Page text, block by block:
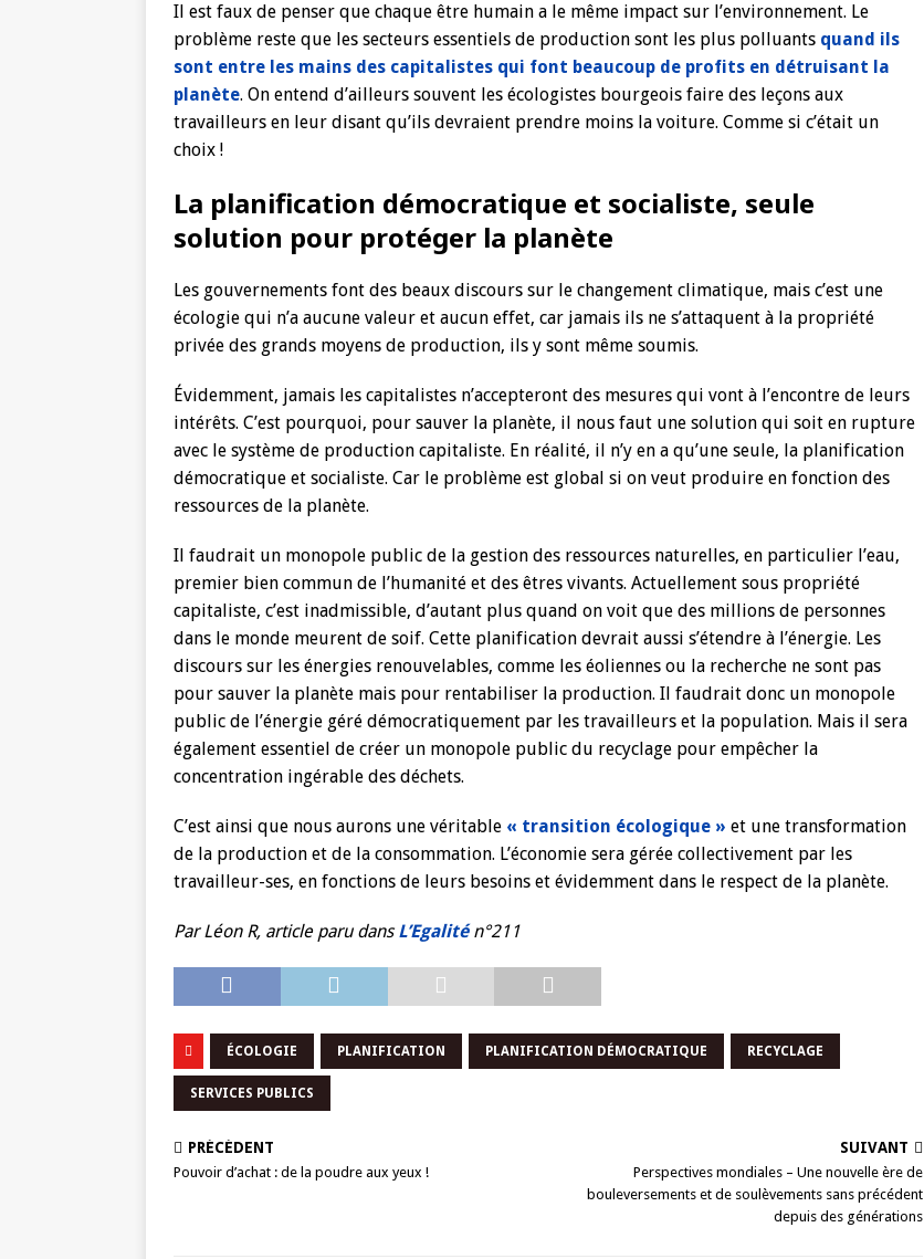
Il est faux de penser que chaque être humain a le même impact sur l’environnement. Le
problème reste que les secteurs essentiels de production sont les plus polluants quand ils
sont entre les mains des capitalistes qui font beaucoup de profits en détruisant la
planète. On entend d’ailleurs souvent les écologistes bourgeois faire des leçons aux
travailleurs en leur disant qu’ils devraient prendre moins la voiture. Comme si c’était un
choix !
La planification démocratique et socialiste, seule
solution pour protéger la planète
Les gouvernements font des beaux discours sur le changement climatique, mais c’est une
écologie qui n’a aucune valeur et aucun effet, car jamais ils ne s’attaquent à la propriété
privée des grands moyens de production, ils y sont même soumis.
Évidemment, jamais les capitalistes n’accepteront des mesures qui vont à l’encontre de leurs
intérêts. C’est pourquoi, pour sauver la planète, il nous faut une solution qui soit en rupture
avec le système de production capitaliste. En réalité, il n’y en a qu’une seule, la planification
démocratique et socialiste. Car le problème est global si on veut produire en fonction des
ressources de la planète.
Il faudrait un monopole public de la gestion des ressources naturelles, en particulier l’eau,
premier bien commun de l’humanité et des êtres vivants. Actuellement sous propriété
capitaliste, c’est inadmissible, d’autant plus quand on voit que des millions de personnes
dans le monde meurent de soif. Cette planification devrait aussi s’étendre à l’énergie. Les
discours sur les énergies renouvelables, comme les éoliennes ou la recherche ne sont pas
pour sauver la planète mais pour rentabiliser la production. Il faudrait donc un monopole
public de l’énergie géré démocratiquement par les travailleurs et la population. Mais il sera
également essentiel de créer un monopole public du recyclage pour empêcher la
concentration ingérable des déchets.
C’est ainsi que nous aurons une véritable « transition écologique » et une transformation
de la production et de la consommation. L’économie sera gérée collectivement par les
travailleur-ses, en fonctions de leurs besoins et évidemment dans le respect de la planète.
Par Léon R, article paru dans L’Egalitén°211
ÉCOLOGIE PLANIFICATION PLANIFICATION DÉMOCRATIQUE RECYCLAGE
SERVICES PUBLICS
PRÉCÉDENT
Pouvoir d’achat : de la poudre aux yeux !
SUIVANT
Perspectives mondiales – Une nouvelle ère de
bouleversements et de soulèvements sans précédent
depuis des générations